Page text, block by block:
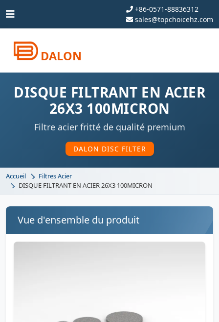
+86-0571-88836312
sales@topchoicehz.com
DALON
DISQUE FILTRANT EN ACIER
26X3 100MICRON
Filtre acier fritté de qualité premium
DALON DISC FILTER
Accueil
Filtres Acier
DISQUE FILTRANT EN ACIER 26X3 100MICRON
Vue d'ensemble du produit